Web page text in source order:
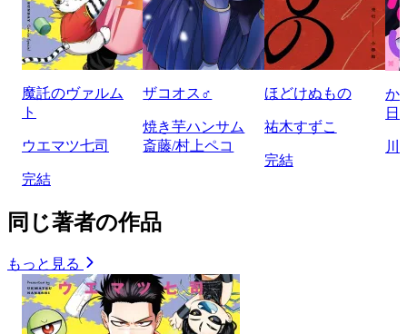
魔託のヴァルム
ト
ウエマツ七司
完結
ザコオス♂
焼き芋ハンサム
斎藤/村上ペコ
ほどけぬもの
祐木すずこ
完結
か
日
川
同じ著者の作品
もっと見る